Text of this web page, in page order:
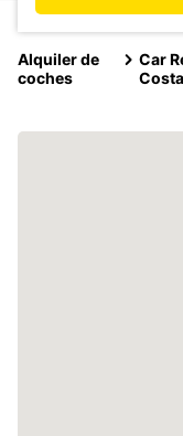
Alquiler de
coches
Car